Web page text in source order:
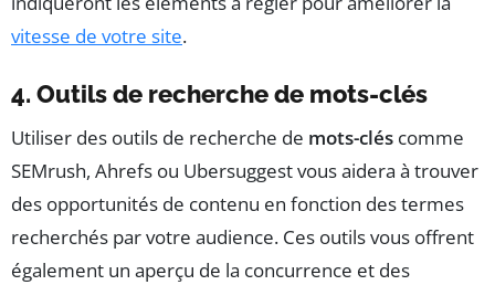
vitesse de votre site.
4. Outils de recherche de mots-clés
Utiliser des outils de recherche de mots-clés comme
SEMrush, Ahrefs ou Ubersuggest vous aidera à trouver
des opportunités de contenu en fonction des termes
recherchés par votre audience. Ces outils vous offrent
également un aperçu de la concurrence et des